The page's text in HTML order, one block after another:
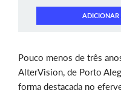
ADICIONAR
Pouco menos de três
AlterVision, de Porto
forma destacada no